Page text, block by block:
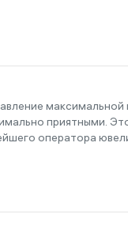
приятными.
оператора